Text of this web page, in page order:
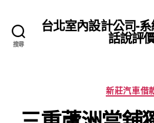
搜尋
台北室內設計公司-
話說評
分
類
新莊汽車借